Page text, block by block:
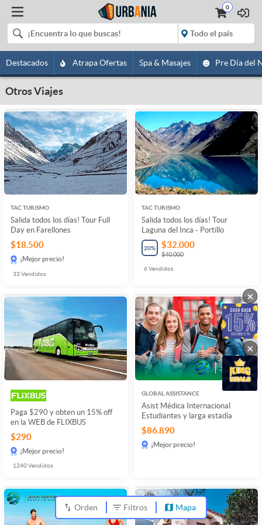
0
Destacados Atrapa Ofertas Spa & Masajes Pre Día del
Otros Viajes
TAC TURISMO
Salida todos los días! Tour Full
Day en Farellones
$18.500
¡Mejor precio!
33Vendidos
TAC TURISMO
Salida todos los días! Tour
Laguna del Inca - Portillo
20% $32.000
$40.000
6Vendidos
Paga $290 y obten un 15% off
en la WEB de FLIXBUS
$290
¡Mejor precio!
1240Vendidos
GLOBAL ASSISTANCE
Asist Médica Internacional
Estudiantes y larga estadía
$86.890
¡Mejor precio!
Orden Filtros Mapa
×
×